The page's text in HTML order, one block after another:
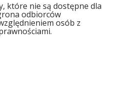
które nie są dostępne dla
odbiorców
osób z